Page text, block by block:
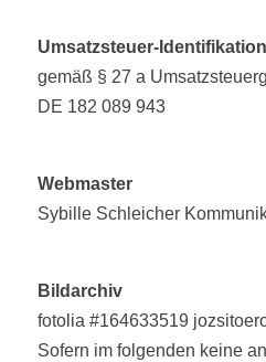
Umsatzsteuer-
gemäß § 27 a
DE 182 089 943
Webmaster
Sybille Schleicher
Bildarchiv
fotolia #164633519
Sofern im folgenden keine